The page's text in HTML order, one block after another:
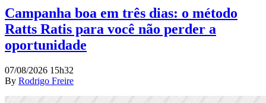
Campanha boa em três dias: o método
Ratts Ratis para você não perder a
oportunidade
07/08/2026 15h32
By Rodrigo Freire